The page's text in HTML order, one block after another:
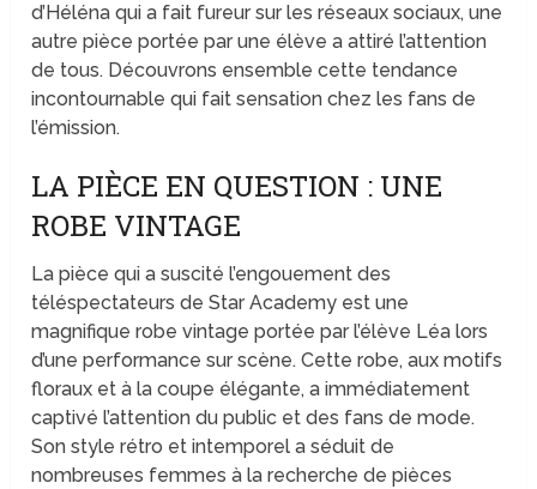
d’Héléna qui a fait fureur sur les réseaux sociaux, une
autre pièce portée par une élève a attiré l’attention
de tous. Découvrons ensemble cette tendance
incontournable qui fait sensation chez les fans de
l’émission.
LA PIÈCE EN QUESTION : UNE
ROBE VINTAGE
La pièce qui a suscité l’engouement des
téléspectateurs de Star Academy est une
magnifique robe vintage portée par l’élève Léa lors
d’une performance sur scène. Cette robe, aux motifs
floraux et à la coupe élégante, a immédiatement
captivé l’attention du public et des fans de mode.
Son style rétro et intemporel a séduit de
nombreuses femmes à la recherche de pièces